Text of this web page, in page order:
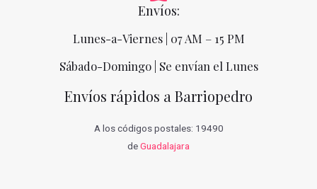
Envíos:
Lunes-a-Viernes | 07 AM – 15 PM
Sábado-Domingo | Se envían el Lunes
Envíos rápidos a Barriopedro
A los códigos postales: 19490
deGuadalajara